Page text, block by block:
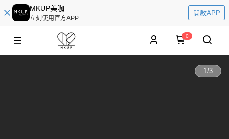
MKUP美咖
立刻使用官方APP
開啟APP
0
1/3